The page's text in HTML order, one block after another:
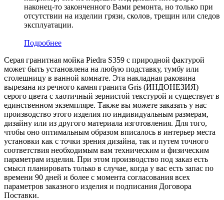
наконец-то законченного Вами ремонта, но только при
отсутствии на изделии грязи, сколов, трещин или следов
эксплуатации.
Подробнее
Серая гранитная мойка Piedra S359 с природной фактурой
может быть установлена на любую подставку, тумбу или
столешницу в ванной комнате. Эта накладная раковина
вырезана из речного камня гранита Gris (ИНДОНЕЗИЯ)
серого цвета c хаотичный зернистой текстурой и существует в
единственном экземпляре. Также вы можете заказать у нас
производство этого изделия по индивидуальным размерам,
дизайну или из другого материала изготовления. Для того,
чтобы оно оптимальным образом вписалось в интерьер места
установки как с точки зрения дизайна, так и путем точного
соответствия необходимым вам техническим и физическим
параметрам изделия. При этом производство под заказ есть
смысл планировать только в случае, когда у вас есть запас по
времени 90 дней и более с момента согласования всех
параметров заказного изделия и подписания Договора
Поставки.